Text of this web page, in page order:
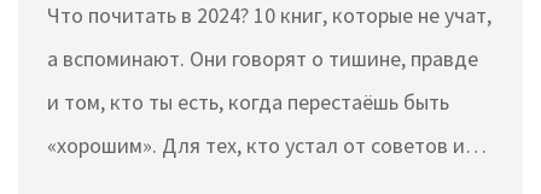
Что почитать в 2024? 10 книг, которые не учат,
а вспоминают. Они говорят о тишине, правде
и том, кто ты есть, когда перестаёшь быть
«хорошим». Для тех, кто устал от советов и